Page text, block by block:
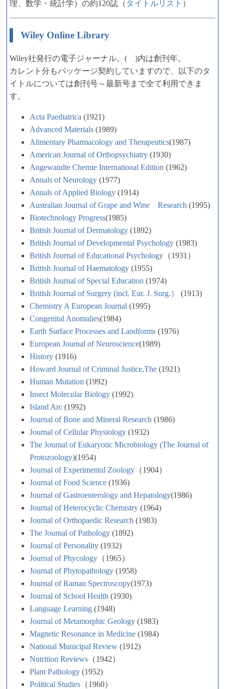
理、数学・統計学）の約120誌（ タイトルリスト ）
Wiley Online Library
Wiley社発行の電子ジャーナル。( )内は創刊年。
カレント分もパッケージ契約していますので、以下のタ
イトルについては創刊号～最新号まで全て利用できま
す。
Acta Paediatrica (1921)
Advanced Materials (1989)
Alimentary Pharmacology and Therapeutics(1987)
American Journal of Orthopsychiatry (1930)
Angewandte Chemie International Edition (1962)
Annals of Neurology (1977)
Annals of Applied Biology (1914)
Australian Journal of Grape and Wine Research (1995)
Biotechnology Progress(1985)
British Journal of Dermatology (1892)
British Journal of Developmental Psychology (1983)
British Journal of Educational Psychology （1931）
British Journal of Haematology (1955)
British Journal of Special Education (1974)
British Journal of Surgery (incl. Eur. J. Surg.）
(1913)
Chemistry A European Journal (1995)
Congenital Anomalies(1984)
Earth Surface Processes and Landforms (1976)
European Journal of Neuroscience(1989)
History (1916)
Howard Journal of Criminal Justice,The (1921)
Human Mutation (1992)
Insect Molecular Biology (1992)
Island Arc (1992)
Journal of Bone and Mineral Research (1986)
Journal of Cellular Physiology (1932)
The Journal of Eukaryotic Microbiology (The Journal of
Protozoology)(1954)
Journal of Experimental Zoology （1904）
Journal of Food Science (1936)
Journal of Gastroenterology and Hepatology(1986)
Journal of Heterocyclic Chemistry (1964)
Journal of Orthopaedic Research (1983)
The Journal of Pathology (1892)
Journal of Personality (1932)
Journal of Phycology （1965）
Journal of Phytopathology (1958)
Journal of Raman Spectroscopy(1973)
Journal of School Health (1930)
Language Learning (1948)
Journal of Metamorphic Geology (1983)
Magnetic Resonance in Medicine (1984)
National Municipal Review (1912)
Nutrition Reviews （1942）
Plant Pathology (1952)
Political Studies （1960）